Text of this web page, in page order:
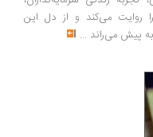
می‌کند و از دل این
...